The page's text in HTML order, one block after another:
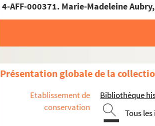
4-AFF-000371. Marie-Madeleine
Présentation globale de la
Etablissement de
conservation
Bibliothèque
Tous
Communautés de métiers
Enseignement
Médecine et assistance
Placards mortuaires